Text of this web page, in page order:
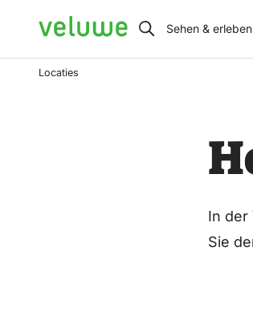
Veluwe Sehen & erleben
Locaties
In der
Sie